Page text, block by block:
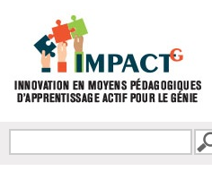
FORMULAIRE DE